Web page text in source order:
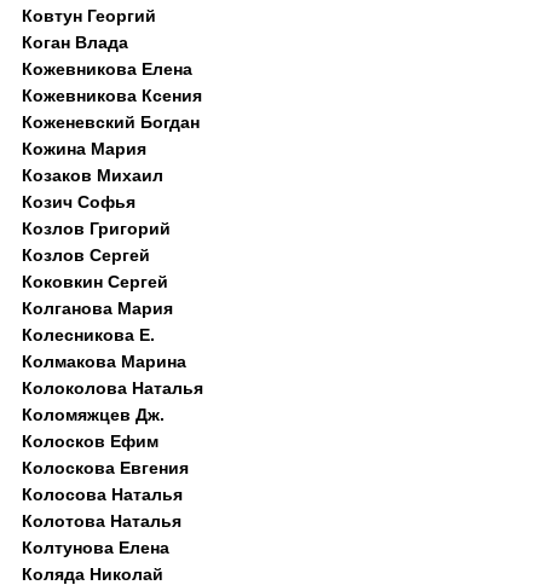
Ковтун Георгий
Коган Влада
Кожевникова Елена
Кожевникова Ксения
Коженевский Богдан
Кожина Мария
Козаков Михаил
Козич Софья
Козлов Григорий
Козлов Сергей
Коковкин Сергей
Колганова Мария
Колесникова Е.
Колмакова Марина
Колоколова Наталья
Коломяжцев Дж.
Колосков Ефим
Колоскова Евгения
Колосова Наталья
Колотова Наталья
Колтунова Елена
Коляда Николай